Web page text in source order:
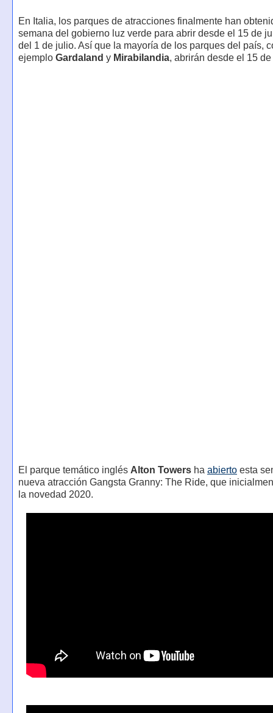
En Italia, los parques de atracciones finalmente han
semana del gobierno luz verde para abrir desde el 15 de
del 1 de julio. Así que la mayoría de los parques del país,
ejemplo Gardaland y Mirabilandia, abrirán desde el 15
El parque temático inglés Alton Towersha abiertoesta
nueva atracción Gangsta Granny: The Ride, que
la novedad 2020.